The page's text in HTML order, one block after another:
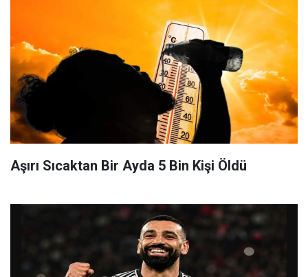
Aşırı Sıcaktan Bir Ayda 5 Bin Kişi Öldü